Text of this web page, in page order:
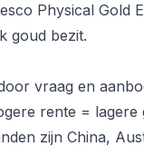
Physical Gold
goud bezit.
vraag en
rente = lagere
zijn China,